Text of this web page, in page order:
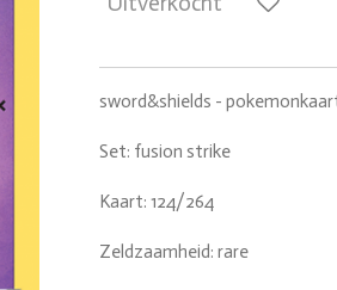
sword&shields -
Set: fusion strike
Kaart: 124/264
Zeldzaamheid: rare